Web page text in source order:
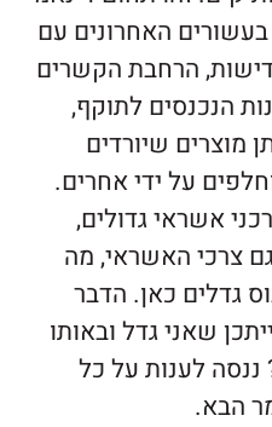
האחרונים עם
הרחבת הקשרים
הנכנסים לתוקף,
מוצרים שיורדים
על ידי אחרים.
אשראי גדולים,
צרכי האשראי, מה
גדלים כאן. הדבר
שאני גדל ובאותו
לענות על כל
הבא.